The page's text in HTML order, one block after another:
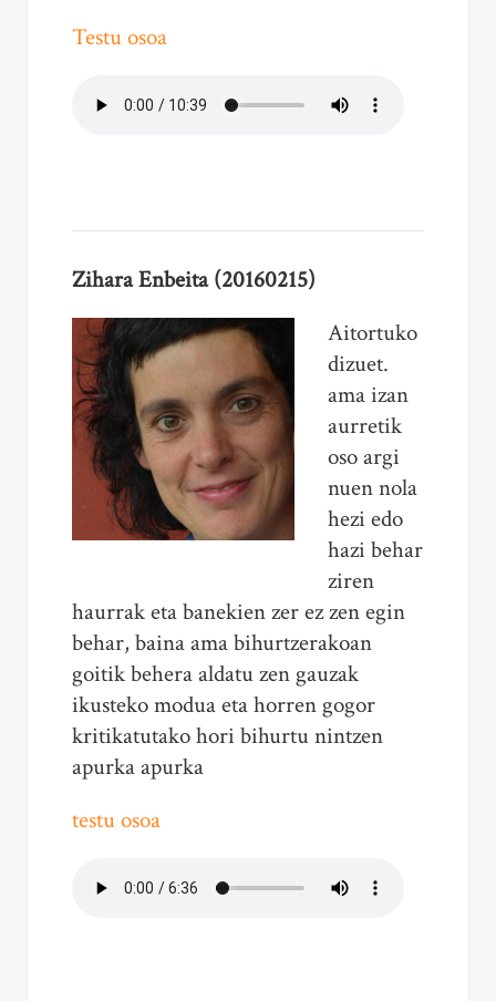
Testu osoa
Zihara Enbeita (20160215)
Aitortuko
dizuet.
ama izan
aurretik
oso argi
nuen nola
hezi edo
hazi behar
ziren
haurrak eta banekien zer ez zen egin
behar, baina ama bihurtzerakoan
goitik behera aldatu zen gauzak
ikusteko modua eta horren gogor
kritikatutako hori bihurtu nintzen
apurka apurka
testu osoa